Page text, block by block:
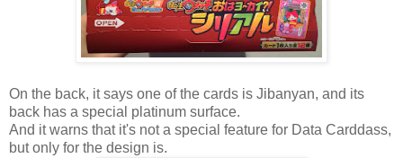
On the back, it says one of the cards is Jibanyan, and its
back has a special platinum surface.
And it warns that it's not a special feature for Data Carddass,
but only for the design is.